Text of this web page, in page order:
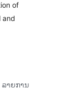
of
and
ລາຍການ